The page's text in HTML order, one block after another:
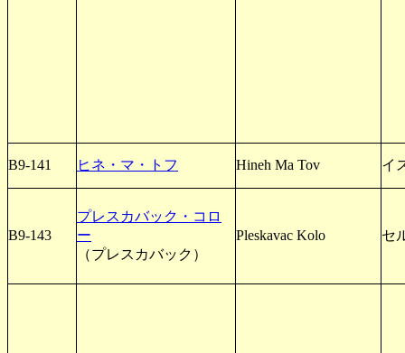
B9-141 ヒネ・マ・トフ Hineh Ma Tov イ
B9-143
プレスカバック・コロ
ー
（プレスカバック）
Pleskavac Kolo セ